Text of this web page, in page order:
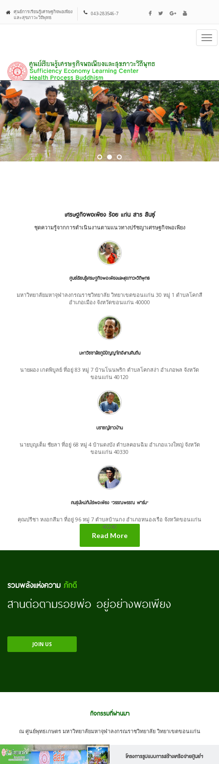
ศุนย์การเรียนรู้เศรษฐกิจพอเพียง
และสุขภาวะวิถีพุทธ
043-283546-7
เศรษฐกิจพอเพียง ร้อย แก่น สาร สินธุ์
ชุดความรู้จากการดำเนินงานตามแนวทางปรัชญาเศรษฐกิจพอเพียง
ศูนย์เรียนรู้เศรษฐกิจพอเพียงและสุขภาวะวิถีพุทธ
มหาวิทยาลัยมหาจุฬาลงกรณราชวิทยาลัย วิทยาเขตขอนแก่น 30 หมู่ 1 ตำบลโคกสี
อำเภอเมือง จังหวัดขอนแก่น 40000
มหาวิชชาลัยภูมิปัญญาไทอีสานคืนถิ่น
นายผอง เกตพิบูลย์ ที่อยู่ 83 หมู่ 7 บ้านโนนพริก ตำบลโคกสง่า อำเภอพล จังหวัด
ขอนแก่น 40120
ปราชญ์ชาวบ้าน
นายบุญเต็ม ชัยลา ที่อยู่ 68 หมู่ 4 บ้านดงบัง ตำบลคอนฉิม อำเภอแวงใหญ่ จังหวัด
ขอนแก่น 40330
คนรุ่นใหม่กับไร่พอเพียง “วรรณพรรณ ฟาร์ม”
คุณปรีชา หงอกสีมา ที่อยู่ 96 หมู่ 7 ตำบลบ้านกง อำเภอหนองเรือ จังหวัดขอนแก่น
40240
Read More
รวมพลังแห่งความ ภักดี
สานต่อตามรอยพ่อ อยู่อย่างพอเพียง
JOIN US
กิจกรรมที่ผ่านมา
ณ ศูนย์พุทธเกษตร มหาวิทยาลัยมหาจุฬาลงกรณราชวิทยาลัย วิทยาเขตขอนแก่น
โครงการรูปแบบการสร้างเครือข่ายศูนย์ฯ